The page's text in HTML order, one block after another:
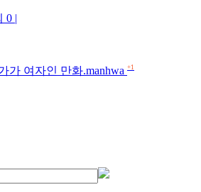
0 |
가 여자인 만화.manhwa +1